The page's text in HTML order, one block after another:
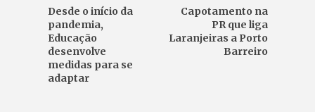
Desde o início da
pandemia,
Educação
desenvolve
medidas para se
adaptar
Capotamento na
PR que liga
Laranjeiras a Porto
Barreiro